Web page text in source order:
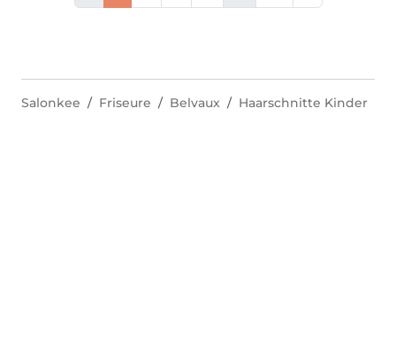
Salonkee Friseure Belvaux Haarschnitte Kinder